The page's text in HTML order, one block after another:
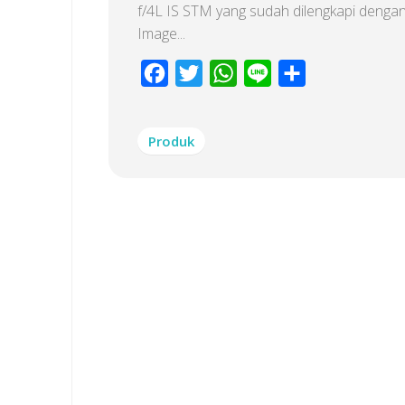
f/4L IS STM yang sudah dilengkapi
Image...
Facebook
Twitter WhatsApp
Line
Produk